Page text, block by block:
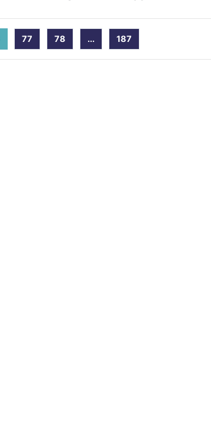
(current)
77 78 ... 187